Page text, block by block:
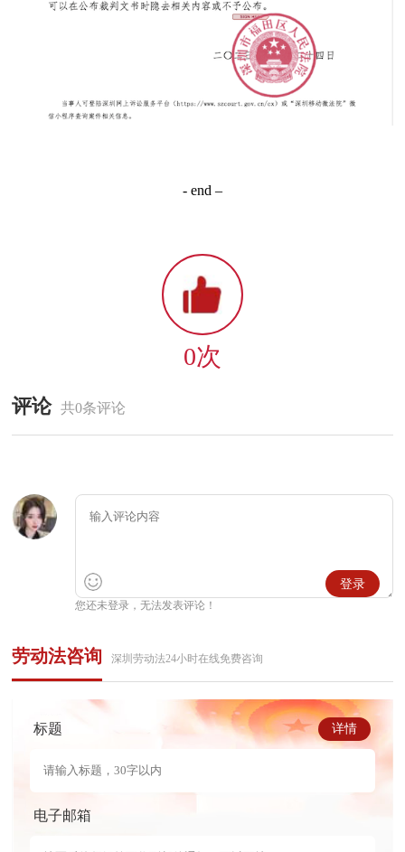
- end –
0次
评论 共0条评论
您还未登录，无法发表评论！
登录
劳动法咨询 深圳劳动法24小时在线免费咨询
详情
标题
电子邮箱